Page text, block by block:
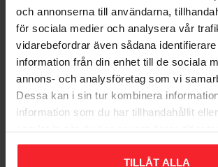
och annonserna till användarna,
för sociala medier och analysera vår
vidarebefordrar även sådana
information från din enhet till de sociala
annons- och analysföretag som vi
Dessa kan i sin tur kombinera
information som du har tillhandahållit
TILLÅT ALLA
Lägg till i favoriter